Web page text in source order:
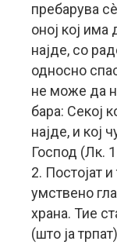
пребарува
оној кој има
најде, со
односно
не може да
бара: Секој
најде, и кој
Господ (Лк.
2. Постојат
умствено
храна. Тие
(што ја